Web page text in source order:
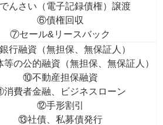
んさい（電子記録債権）譲渡
⑥債権回収
⑦セール&リースバック
行融資（無担保、無保証人）
の公的融資（無担保、無保証人）
⑩不動産担保融資
費者金融、ビジネスローン
⑫手形割引
⑬社債、私募債発行